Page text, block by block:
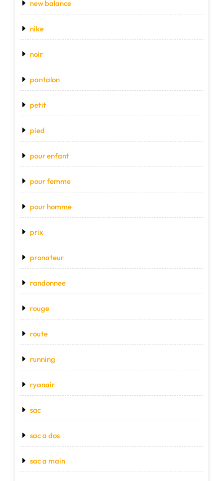
new balance
nike
noir
pantalon
petit
pied
pour enfant
pour femme
pour homme
prix
pronateur
randonnee
rouge
route
running
ryanair
sac
sac a dos
sac a main